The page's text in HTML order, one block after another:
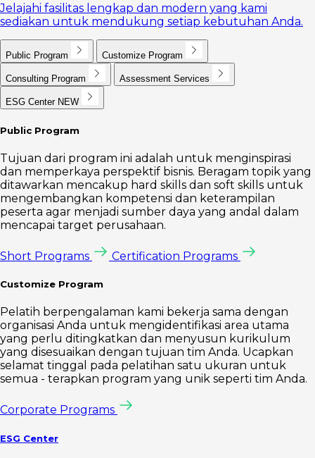
Jelajahi fasilitas lengkap dan modern yang kami
sediakan untuk mendukung setiap kebutuhan Anda.
Public Program Customize Program
Consulting Program Assessment Services
ESG Center NEW
Public Program
Tujuan dari program ini adalah untuk menginspirasi
dan memperkaya perspektif bisnis. Beragam topik yang
ditawarkan mencakup hard skills dan soft skills untuk
mengembangkan kompetensi dan keterampilan
peserta agar menjadi sumber daya yang andal dalam
mencapai target perusahaan.
Short Programs Certification Programs
Customize Program
Pelatih berpengalaman kami bekerja sama dengan
organisasi Anda untuk mengidentifikasi area utama
yang perlu ditingkatkan dan menyusun kurikulum
yang disesuaikan dengan tujuan tim Anda. Ucapkan
selamat tinggal pada pelatihan satu ukuran untuk
semua - terapkan program yang unik seperti tim Anda.
Corporate Programs
ESG Center